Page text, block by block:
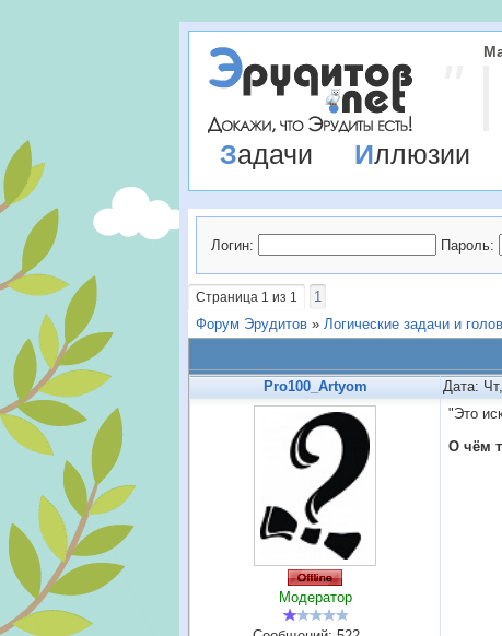
Задачи Иллюзии
Логин: Пароль:
Страница 1 из 1
1
Форум Эрудитов » Логические задачи и
Pro100_Artyom Дата:
Модератор
"Это
О чём